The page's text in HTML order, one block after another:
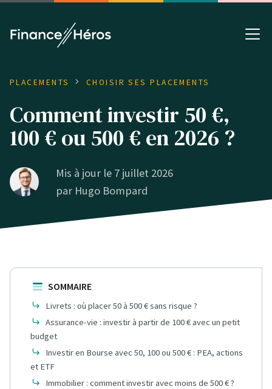
PLACEMENTS CHOISIR SES PLACEMENTS
Comment investir 50 €,
100 € ou 500 € en 2026 ?
Mis à jour le 7 juillet 2026
par Hugo Bompard
SOMMAIRE
Livrets : où placer 50 à 500 € sans risque ?
Assurance-vie : investir à partir de 100 € avec un petit
budget
Investir en Bourse avec 50, 100 ou 500 € : PEA, actions
et ETF
Immobilier : comment investir avec moins de 500 € ?